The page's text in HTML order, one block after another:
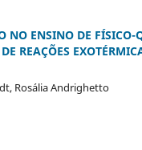
NO ENSINO DE
REAÇÕES
Rosália Andrighetto